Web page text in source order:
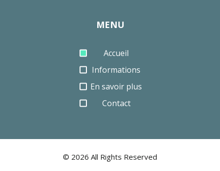
MENU
Accueil
Informations
En savoir plus
Contact
© 2026 All Rights Reserved